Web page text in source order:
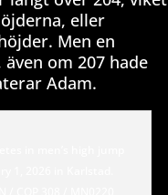
eller
Men en
om 207 hade
Adam.